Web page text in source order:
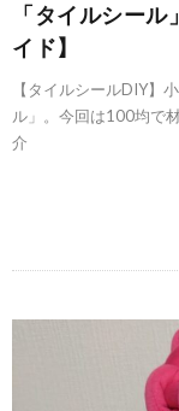
「タイルシー
イド】
【タイルシールDIY】
ル」。今回は100均で
介